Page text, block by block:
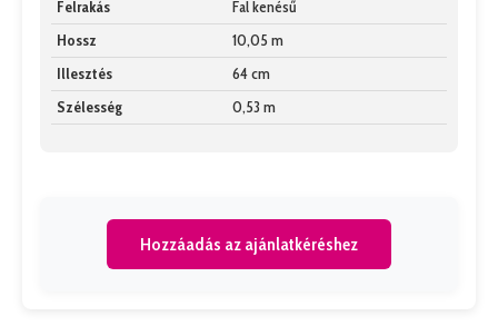
Felrakás
Fal kenésű
Hossz
10,05 m
Illesztés
64 cm
Szélesség
0,53 m
Hozzáadás az ajánlatkéréshez